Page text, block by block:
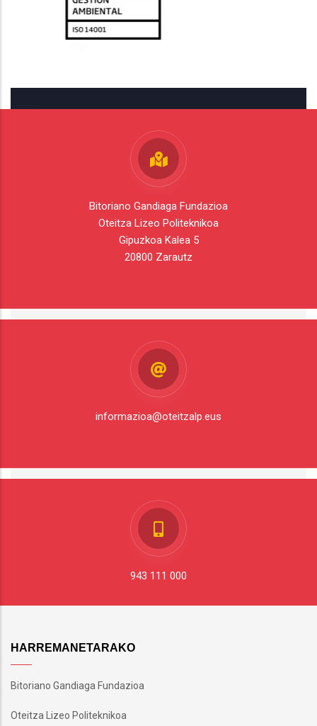
Bitoriano Gandiaga Fundazioa
Oteitza Lizeo Politeknikoa
Gipuzkoa Kalea 5
20800 Zarautz
informazioa@oteitzalp.eus
943 111 000
HARREMANETARAKO
Bitoriano Gandiaga Fundazioa
Oteitza Lizeo Politeknikoa